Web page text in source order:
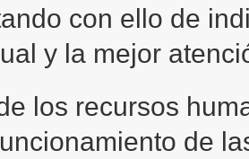
con ello de
y la mejor
los recursos
de